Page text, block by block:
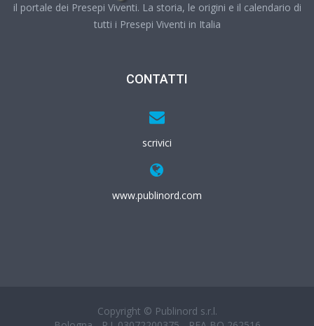
il portale dei Presepi Viventi. La storia, le origini e il calendario di
tutti i Presepi Viventi in Italia
CONTATTI
scrivici
www.publinord.com
Copyright © Publinord s.r.l.